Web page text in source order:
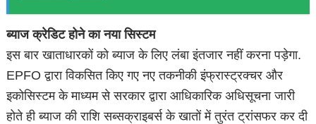
ब्याज क्रेडिट होने का नया सिस्टम
इस बार खाताधारकों को ब्याज के लिए लंबा इंतजार नहीं करना पड़ेगा.
EPFO द्वारा विकसित किए गए नए तकनीकी इंफ्रास्ट्रक्चर और
इकोसिस्टम के माध्यम से सरकार द्वारा आधिकारिक अधिसूचना जारी
होते ही ब्याज की राशि सब्सक्राइबर्स के खातों में तुरंत ट्रांसफर कर दी